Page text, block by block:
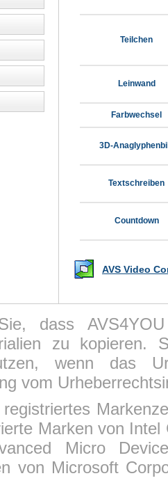
Teilchen
Leinwand
Farbwechsel
3D-
Textschreiben
Countdown
AVS Video
dass
zu kopieren.
wenn das
vom
Marken von
Micro
von Microsoft